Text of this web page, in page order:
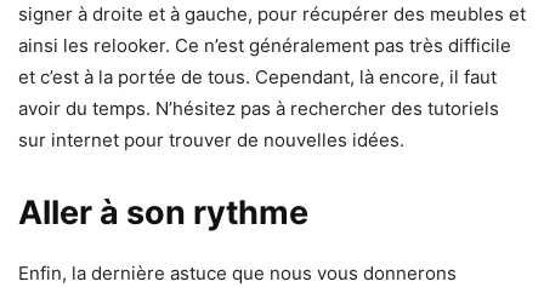
signer à droite et à gauche, pour récupérer des meubles et
ainsi les relooker. Ce n’est généralement pas très difficile
et c’est à la portée de tous. Cependant, là encore, il faut
avoir du temps. N’hésitez pas à rechercher des tutoriels
sur internet pour trouver de nouvelles idées.
Aller à son rythme
Enfin, la dernière astuce que nous vous donnerons